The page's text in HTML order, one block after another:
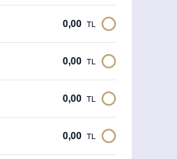
0,00 TL
0,00 TL
0,00 TL
0,00 TL